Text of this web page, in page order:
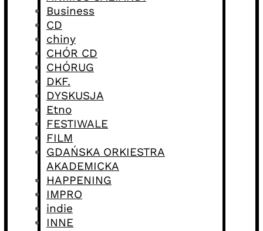
Business
CD
chiny
CHÓR CD
CHÓRUG
DKF.
DYSKUSJA
Etno
FESTIWALE
FILM
GDAŃSKA ORKIESTRA
AKADEMICKA
HAPPENING
IMPRO
indie
INNE